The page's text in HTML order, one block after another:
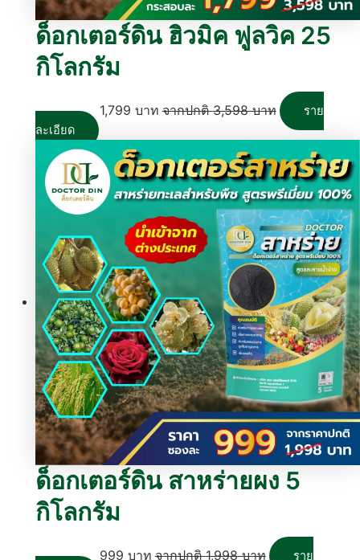
ด็อกเตอร์ดิน ฮิวมิค ฟูลวิค 25
กิโลกรัม
1,799 บาท 3,598บาท
ราย
ละเอียด
ด็อกเตอร์ดิน สาหร่ายผง 5
กิโลกรัม
999 บาท 1,998บาท
ราย